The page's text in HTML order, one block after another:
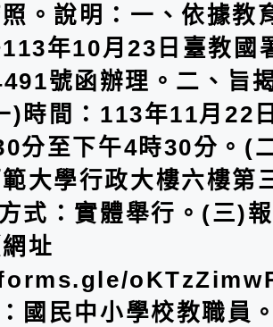
。說明：一、依據教
年10月23日臺教國
號函辦理。二、旨
)時間：113年11月22
分至下午4時30分。(
大學行政大樓六樓第
式：實體舉行。(三)
址
國民中小學校教職員